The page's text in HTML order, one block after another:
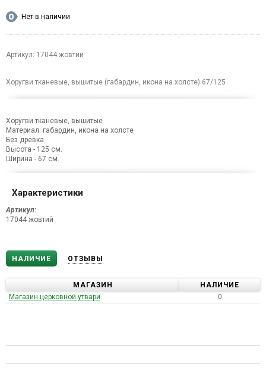
Нет в наличии
Артикул: 17044 жовтий
Хоругви тканевые, вышитые (габардин, икона на холсте) 67/125
Хоругви тканевые, вышитые
Материал: габардин, икона на холсте
Без древка.
Высота - 125 см.
Ширина - 67 см.
Характеристики
Артикул:
17044 жовтий
НАЛИЧИЕ ОТЗЫВЫ
МАГАЗИН
НАЛИЧИЕ
Магазин церковной утвари
0